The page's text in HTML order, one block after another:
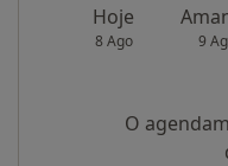
Hoje
8 Ago 9
O